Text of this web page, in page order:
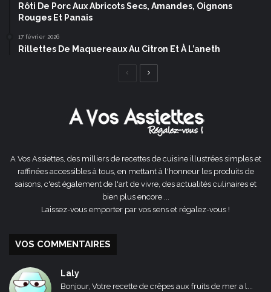
Rôti De Porc Aux Abricots Secs, Amandes, Oignons
Rouges Et Panais
17 février 2026
Rillettes De Maquereaux Au Citron Et À L’aneth
Page
A Vos Assiettes, des milliers de recettes de cuisine illustrées simples et
raffinées accessibles à tous, en mettant à l'honneur les produits de
saisons, c'est également de l'art de vivre, des actualités culinaires et
bien plus encore ...
Laissez-vous emporter par vos sens et régalez-vous !
VOS COMMENTAIRES
Laly
Bonjour, Votre recette de crêpes aux fruits de mer a l...